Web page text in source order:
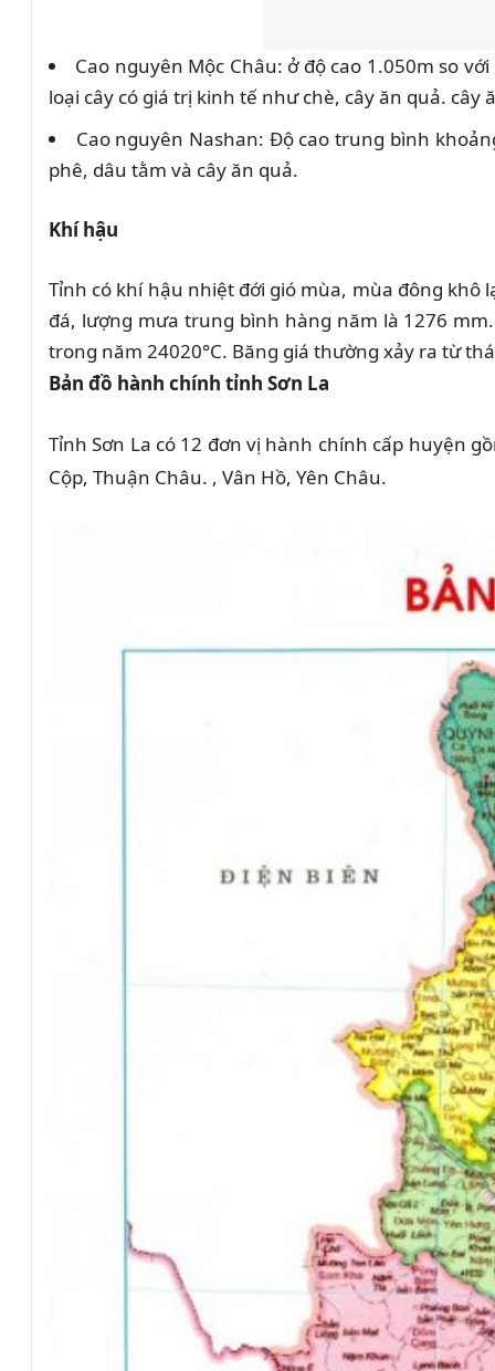
Cao nguyên Mộc Châu: ở độ cao 1.050m so
loại cây có giá trị kinh tế như chè, cây ăn quả.
Cao nguyên Nashan: Độ cao trung bình
phê, dâu tằm và cây ăn quả.
Khí hậu
Tỉnh có khí hậu nhiệt đới gió mùa, mùa đông
đá, lượng mưa trung bình hàng năm là 1276
trong năm 24020°C. Băng giá thường xảy ra từ
Bản đồ hành chính tỉnh Sơn La
Tỉnh Sơn La có 12 đơn vị hành chính cấp huyện
Cộp, Thuận Châu. , Vân Hồ, Yên Châu.